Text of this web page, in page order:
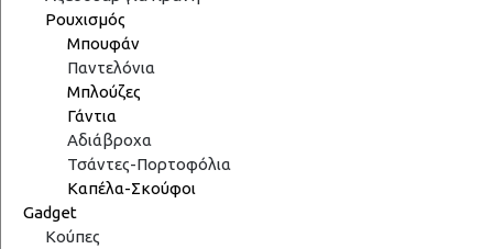
Ρουχισμός
Μπουφάν
Παντελόνια
Μπλούζες
Γάντια
Αδιάβροχα
Τσάντες-Πορτοφόλια
Καπέλα-Σκούφοι
Gadget
Κούπες